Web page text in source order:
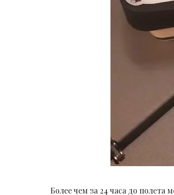
Более чем за 24 часа до